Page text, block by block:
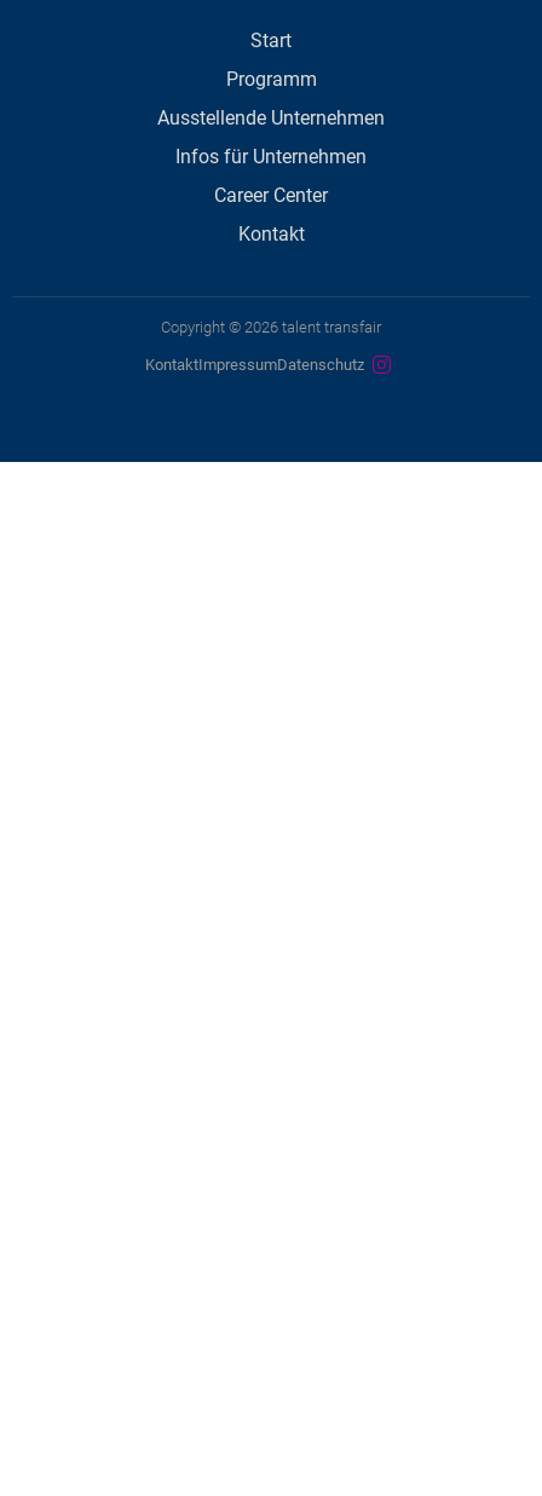
Start
Programm
Ausstellende Unternehmen
Infos für Unternehmen
Career Center
Kontakt
Copyright © 2026 talent transfair
KontaktImpressumDatenschutz